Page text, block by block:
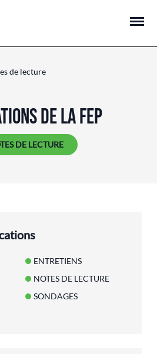
Open
de lecture
DE LA FEP
DE LECTURE
ENTRETIENS
NOTES DE LECTURE
SONDAGES